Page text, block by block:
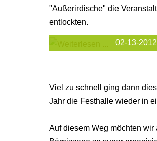
"Außerirdische" die
entlockten.
02-13-
Viel zu schnell ging dann
Jahr die Festhalle wieder in
Auf diesem Weg möchten